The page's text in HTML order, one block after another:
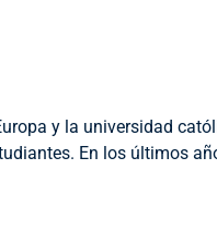
y la universidad
En los últimos